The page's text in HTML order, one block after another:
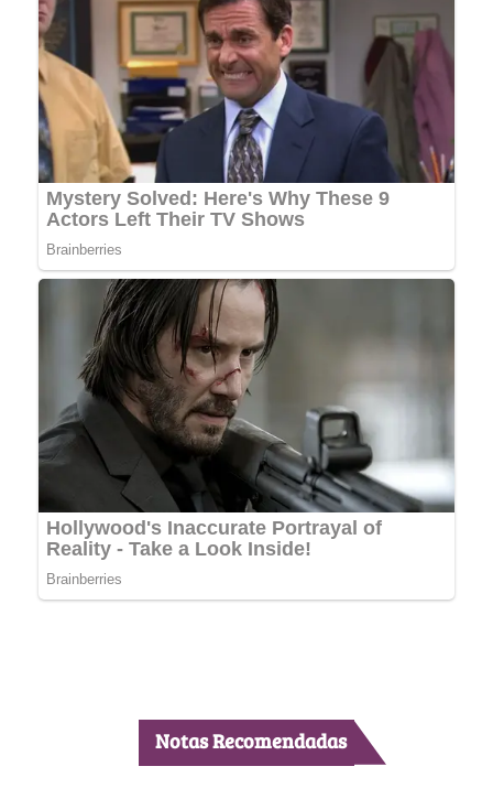
Notas Recomendadas